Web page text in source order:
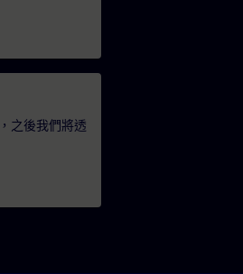
之後我們將透